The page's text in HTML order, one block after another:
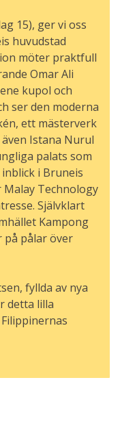
15), ger vi oss
huvudstad
möter praktfull
Omar Ali
kupol och
ser den moderna
ett mästerverk
Istana Nurul
palats som
i Bruneis
Technology
Självklart
Kampong
på pålar över
fyllda av nya
detta lilla